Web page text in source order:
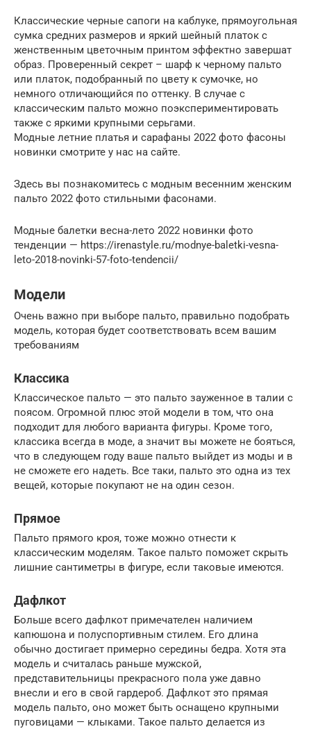
Классические черные сапоги на каблуке, прямоугольная
сумка средних размеров и яркий шейный платок с
женственным цветочным принтом эффектно завершат
образ. Проверенный секрет – шарф к черному пальто
или платок, подобранный по цвету к сумочке, но
немного отличающийся по оттенку. В случае с
классическим пальто можно поэкспериментировать
также с яркими крупными серьгами.
Модные летние платья и сарафаны 2022 фото фасоны
новинки смотрите у нас на сайте.
Здесь вы познакомитесь с модным весенним женским
пальто 2022 фото стильными фасонами.
Модные балетки весна-лето 2022 новинки фото
тенденции — https://irenastyle.ru/modnye-baletki-vesna-
leto-2018-novinki-57-foto-tendencii/
Модели
Очень важно при выборе пальто, правильно подобрать
модель, которая будет соответствовать всем вашим
требованиям
Классика
Классическое пальто — это пальто зауженное в талии с
поясом. Огромной плюс этой модели в том, что она
подходит для любого варианта фигуры. Кроме того,
классика всегда в моде, а значит вы можете не бояться,
что в следующем году ваше пальто выйдет из моды и в
не сможете его надеть. Все таки, пальто это одна из тех
вещей, которые покупают не на один сезон.
Прямое
Пальто прямого кроя, тоже можно отнести к
классическим моделям. Такое пальто поможет скрыть
лишние сантиметры в фигуре, если таковые имеются.
Дафлкот
Больше всего дафлкот примечателен наличием
капюшона и полуспортивным стилем. Его длина
обычно достигает примерно середины бедра. Хотя эта
модель и считалась раньше мужской,
представительницы прекрасного пола уже давно
внесли и его в свой гардероб. Дафлкот это прямая
модель пальто, оно может быть оснащено крупными
пуговицами — клыками. Такое пальто делается из